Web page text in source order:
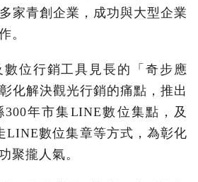
家青創企業，成功與大型企業
。
位行銷工具見長的「奇步應
化解決觀光行銷的痛點，推出
年市集LINE數位集點，及
LINE數位集章等方式，為彰化
聚攏人氣。